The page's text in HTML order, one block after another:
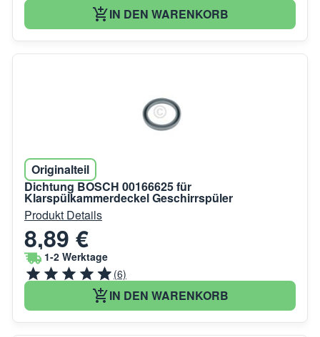
IN DEN WARENKORB
Originalteil
Dichtung BOSCH 00166625 für
Klarspülkammerdeckel Geschirrspüler
Produkt Details
8,89 €
1-2 Werktage
(6)
IN DEN WARENKORB